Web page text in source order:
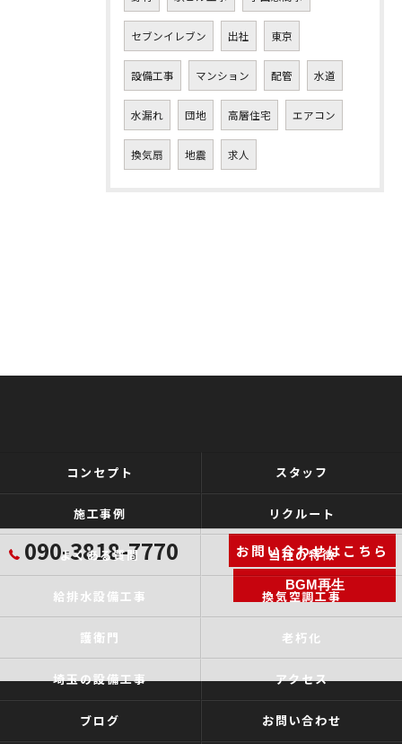
セブンイレブン 出社 東京
設備工事 マンション 配管 水道
水漏れ 団地 高層住宅 エアコン
換気扇 地震 求人
090-3818-7770 お問い合わせはこちら
BGM再生
コンセプト スタッフ
施工事例 リクルート
よくある質問 当社の特徴
給排水設備工事 換気空調工事
護衛門 老朽化
埼玉の設備工事 アクセス
ブログ お問い合わせ